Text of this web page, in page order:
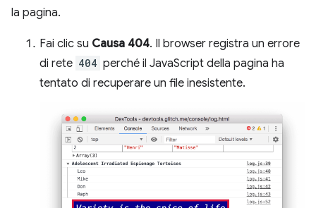
la pagina.
Fai clic su Causa 404. Il browser registra un errore
di rete 404 perché il JavaScript della pagina ha
tentato di recuperare un file inesistente.